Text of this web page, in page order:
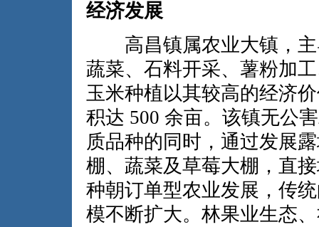
经济发展
高昌镇属农业大镇，主
蔬菜、石料开采、薯粉加
玉米种植以其较高的经济
积达 500 余亩。该镇无公
质品种的同时，通过发展
棚、蔬菜及草莓大棚，直
种朝订单型农业发展，传
模不断扩大。林果业生态